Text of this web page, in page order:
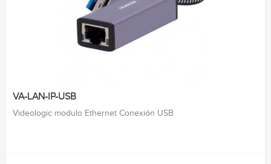
VA-LAN-IP-USB
Videologic modulo Ethernet Conexión USB